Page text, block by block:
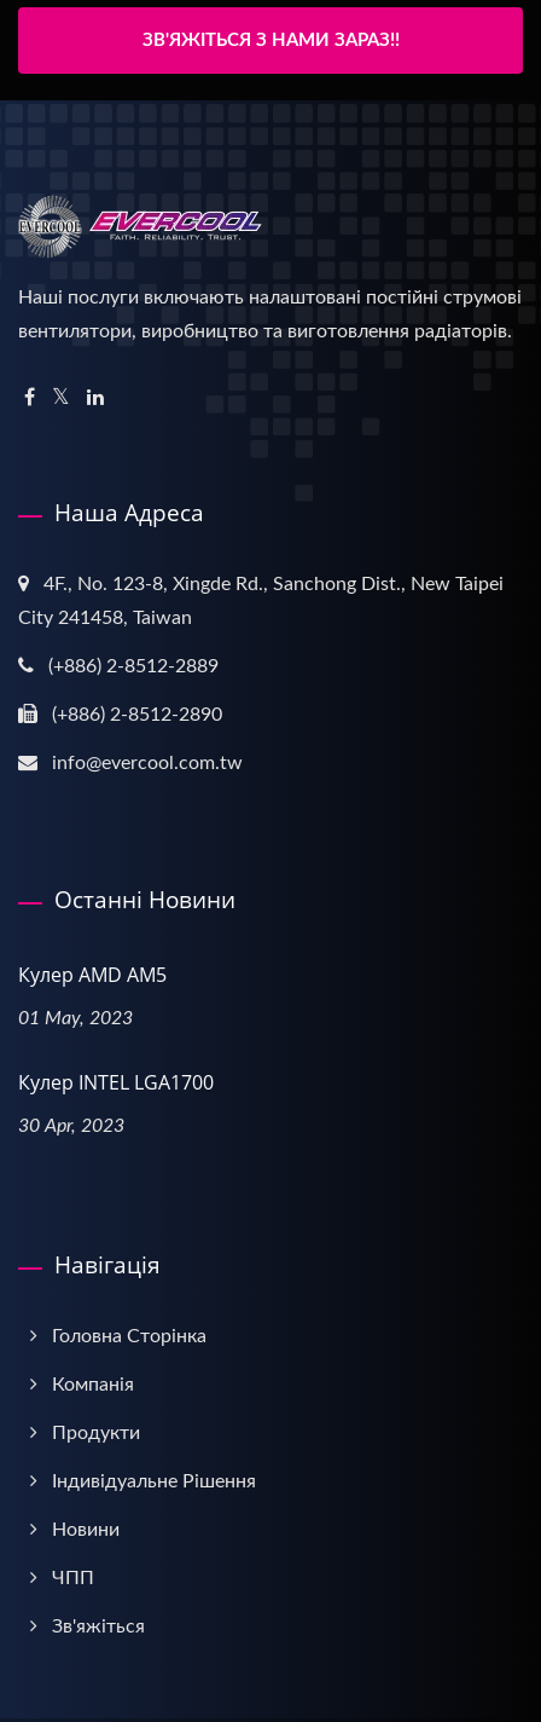
ЗВ'ЯЖІТЬСЯ З НАМИ ЗАРАЗ!!
Наші послуги включають налаштовані постійні струмові
вентилятори, виробництво та виготовлення радіаторів.
Наша Адреса
4F., No. 123-8, Xingde Rd., Sanchong Dist., New Taipei
City 241458, Taiwan
(+886) 2-8512-2889
(+886) 2-8512-2890
info@evercool.com.tw
Останні Новини
Кулер AMD AM5
01 May, 2023
Кулер INTEL LGA1700
30 Apr, 2023
Навігація
Головна Сторінка
Компанія
Продукти
Індивідуальне Рішення
Новини
ЧПП
Зв'яжіться